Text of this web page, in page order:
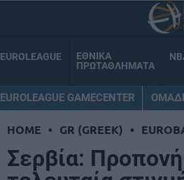
EUROLEAGUE
ΕΘΝΙΚΑ
ΠΡΩΤΑΘΛΗΜΑΤΑ
EUROLEAGUE GAMECENTER
HOME • GR (GREEK) •
Σερβία: